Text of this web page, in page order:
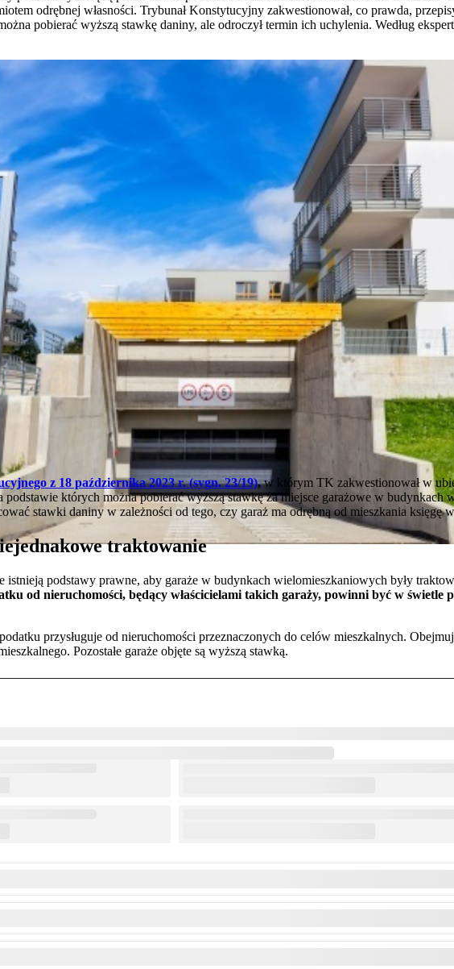
odrębnej własności. Trybunał Konstytucyjny zakwestionował, co prawda,
pobierać wyższą stawkę daniny, ale odroczył termin ich uchylenia. Według
z 18 października 2023 r. (sygn. 23/19),w którym TK zakwestionował w
podstawie których można pobierać wyższą stawkę za miejsce garażowe w budynkach
stawki daniny w zależności od tego, czy garaż ma odrębną od mieszkania księgę
traktowanie
istnieją podstawy prawne, aby garaże w budynkach wielomieszkaniowych były
od nieruchomości, będący właścicielami takich garaży, powinni być w świetle
przysługuje od nieruchomości przeznaczonych do celów mieszkalnych.
Pozostałe garaże objęte są wyższą stawką.